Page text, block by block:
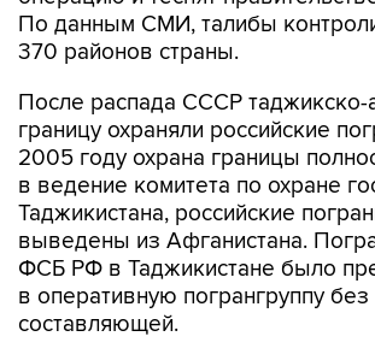
По данным СМИ, талибы
370 районов страны.
После распада СССР таджикско-
границу охраняли российские
2005 году охрана границы
в ведение комитета по охране
Таджикистана, российские
выведены из Афганистана.
ФСБ РФ в Таджикистане было
в оперативную погрангруппу
составляющей.